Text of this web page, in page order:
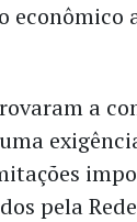
econômico
a
pela